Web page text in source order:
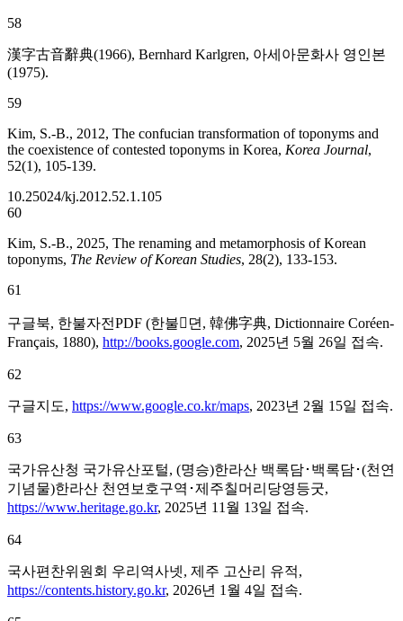
58
漢字古音辭典(1966), Bernhard Karlgren, 아세아문화사 영인본
(1975).
59
Kim, S.-B., 2012, The confucian transformation of toponyms and
the coexistence of contested toponyms in Korea, Korea Journal,
52(1), 105-139.
10.25024/kj.2012.52.1.105
60
Kim, S.-B., 2025, The renaming and metamorphosis of Korean
toponyms, The Review of Korean Studies, 28(2), 133-153.
61
구글북, 한불자전PDF (한불뎐, 韓佛字典, Dictionnaire Coréen-
Français, 1880), http://books.google.com, 2025년 5월 26일 접속.
62
구글지도, https://www.google.co.kr/maps, 2023년 2월 15일 접속.
63
국가유산청 국가유산포털, (명승)한라산 백록담･백록담･(천연
기념물)한라산 천연보호구역･제주칠머리당영등굿,
https://www.heritage.go.kr, 2025년 11월 13일 접속.
64
국사편찬위원회 우리역사넷, 제주 고산리 유적,
https://contents.history.go.kr, 2026년 1월 4일 접속.